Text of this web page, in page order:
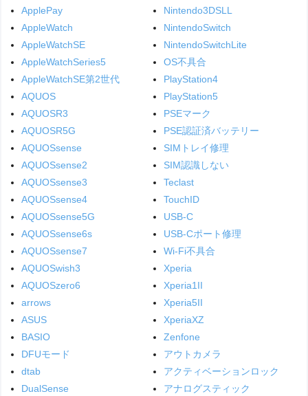
ApplePay
AppleWatch
AppleWatchSE
AppleWatchSeries5
AppleWatchSE第2世代
AQUOS
AQUOSR3
AQUOSR5G
AQUOSsense
AQUOSsense2
AQUOSsense3
AQUOSsense4
AQUOSsense5G
AQUOSsense6s
AQUOSsense7
AQUOSwish3
AQUOSzero6
arrows
ASUS
BASIO
DFUモード
dtab
DualSense
Nintendo3DSLL
NintendoSwitch
NintendoSwitchLite
OS不具合
PlayStation4
PlayStation5
PSEマーク
PSE認証済バッテリー
SIMトレイ修理
SIM認識しない
Teclast
TouchID
USB-C
USB-Cポート修理
Wi-Fi不具合
Xperia
Xperia1II
Xperia5II
XperiaXZ
Zenfone
アウトカメラ
アクティベーションロック
アナログスティック